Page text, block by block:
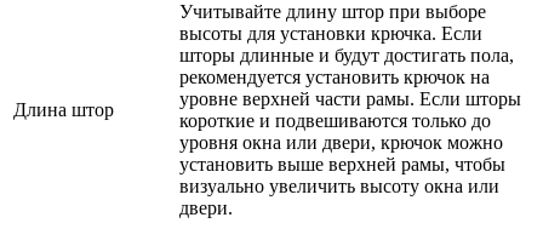
Длина штор
Учитывайте длину штор при выборе
высоты для установки крючка. Если
шторы длинные и будут достигать пола,
рекомендуется установить крючок на
уровне верхней части рамы. Если шторы
короткие и подвешиваются только до
уровня окна или двери, крючок можно
установить выше верхней рамы, чтобы
визуально увеличить высоту окна или
двери.